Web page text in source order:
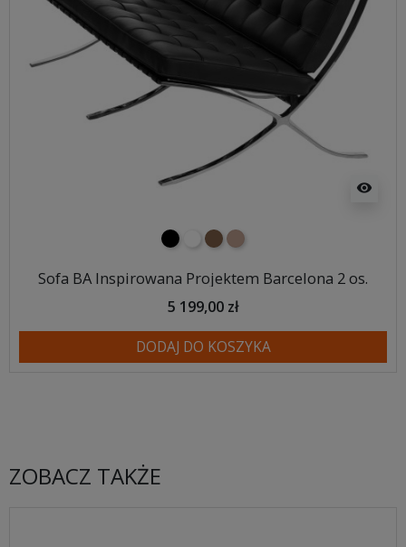
visibility
czarnybiałybrązowyjasnobrązowy
Sofa BA Inspirowana Projektem Barcelona 2 os.
5 199,00 zł
DODAJ DO KOSZYKA
ZOBACZ TAKŻE